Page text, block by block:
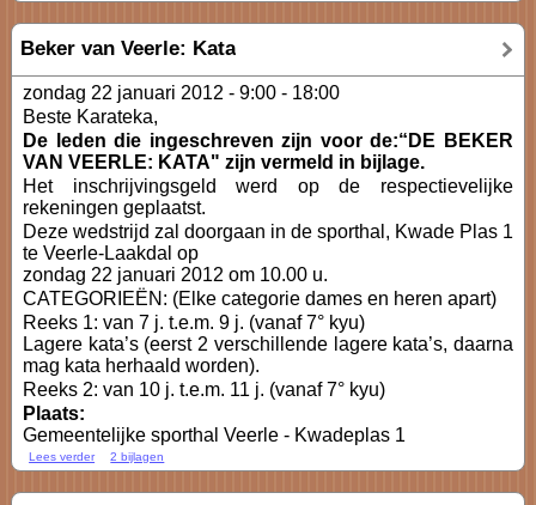
Beker van Veerle: Kata
zondag 22 januari 2012 - 9:00 - 18:00
Beste Karateka,
De leden die ingeschreven zijn voor de:“DE BEKER
VAN VEERLE: KATA" zijn vermeld in bijlage.
Het inschrijvingsgeld werd op de respectievelijke
rekeningen geplaatst.
Deze wedstrijd zal doorgaan in de sporthal, Kwade Plas 1
te Veerle-Laakdal op
zondag 22 januari 2012 om 10.00 u.
CATEGORIEËN: (Elke categorie dames en heren apart)
Reeks 1: van 7 j. t.e.m. 9 j. (vanaf 7° kyu)
Lagere kata’s (eerst 2 verschillende lagere kata’s, daarna
mag kata herhaald worden).
Reeks 2: van 10 j. t.e.m. 11 j. (vanaf 7° kyu)
Plaats:
Gemeentelijke sporthal Veerle - Kwadeplas 1
Lees verder 2 bijlagen